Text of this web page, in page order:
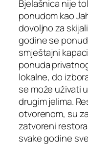
Bjelašnica nije
ponudom kao
dovoljno za
godine se
smještajni
ponuda
lokalne, do
se može uživati
drugim jelima.
otvorenom, su
zatvoreni
svake godine